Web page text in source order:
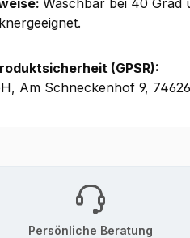
Waschbar bei 40 Grad
(GPSR):
Am Schneckenhof 9,
Persönliche Beratung